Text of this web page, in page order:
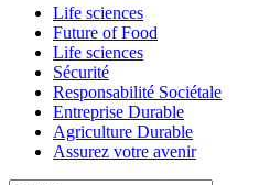
Life sciences
Future of Food
Life sciences
Sécurité
Responsabilité Sociétale
Entreprise Durable
Agriculture Durable
Assurez votre avenir